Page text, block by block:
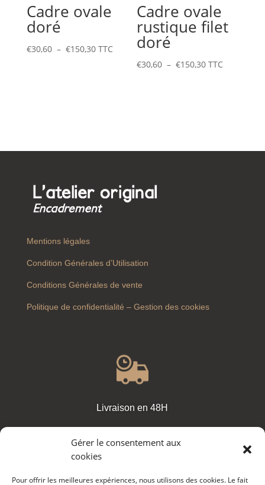
Gérer le consentement aux
cookies
Pour offrir les meilleures expériences, nous utilisons des cookies. Le fait
Cadre ovale
doré
€30,60 – €150,30Plage
TTC
Cadre ovale
rustique filet
doré
€30,60 – €150,30Plage
TTC
Mentions légales
Condition Générales d’Utilisation
Conditions Générales de vente
Politique de confidentialité – Gestion des cookies
Livraison en 48H
Paiement sécurisé